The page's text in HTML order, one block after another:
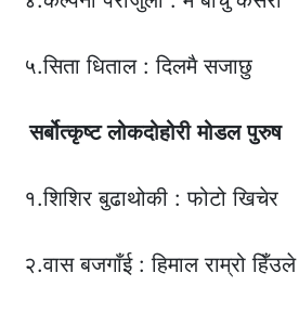
५.सिता धिताल : दिलमै सजाछु
सर्बोत्कृष्ट लोकदोहोरी मोडल पुरुष
१.शिशिर बुढाथोकी : फोटो खिचेर
२.वास बजगाँई : हिमाल राम्रो हिँउले